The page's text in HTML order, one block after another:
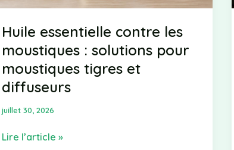
Huile essentielle contre les
moustiques : solutions pour
moustiques tigres et
diffuseurs
juillet 30, 2026
Huile
Lire l’article »